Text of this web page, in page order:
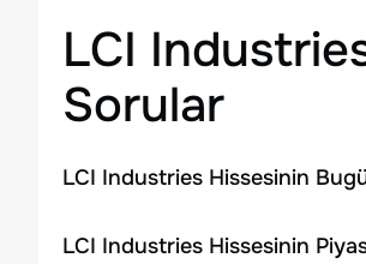
LCI
Sorular
LCI Industries Hissesinin
LCI Industries Hissesinin